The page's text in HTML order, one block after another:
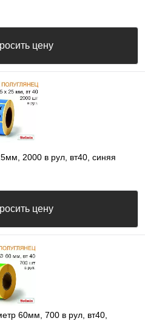
цену
2000 в рул, вт40, синяя
цену
60мм, 700 в рул, вт40,